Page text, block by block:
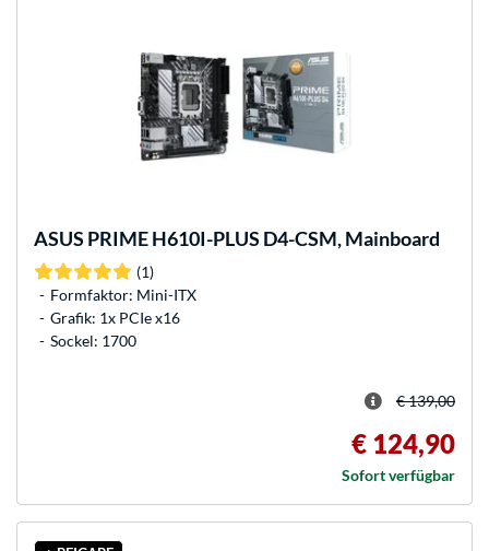
ASUS PRIME H610I-PLUS D4-CSM, Mainboard
(1)
Formfaktor: Mini-ITX
Grafik: 1x PCIe x16
Sockel: 1700
€ 139,00
€ 124,90
Sofort verfügbar